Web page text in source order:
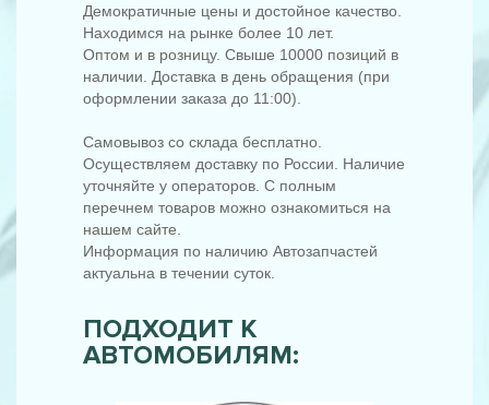
Демократичные цены и достойное качество.
Находимся на рынке более 10 лет.
Оптом и в розницу. Свыше 10000 позиций в
наличии. Доставка в день обращения (при
оформлении заказа до 11:00).
Самовывоз со склада бесплатно.
Осуществляем доставку по России. Наличие
уточняйте у операторов. С полным
перечнем товаров можно ознакомиться на
нашем сайте.
Информация по наличию Автозапчастей
актуальна в течении суток.
ПОДХОДИТ К
АВТОМОБИЛЯМ: